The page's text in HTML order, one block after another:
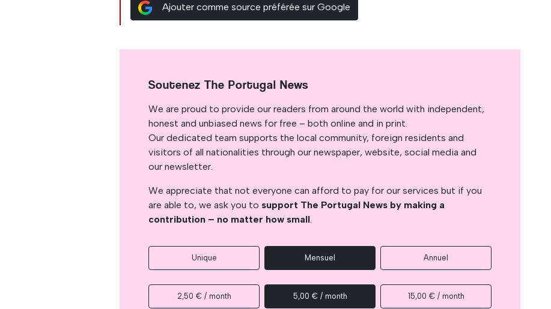
Ajouter comme source préférée sur Google
Soutenez The Portugal News
We are proud to provide our readers from around the world with independent,
honest and unbiased news for free – both online and in print.
Our dedicated team supports the local community, foreign residents and
visitors of all nationalities through our newspaper, website, social media and
our newsletter.
We appreciate that not everyone can afford to pay for our services but if you
are able to, we ask you to support The Portugal News by making a
contribution – no matter how small.
Unique Mensuel Annuel
2,50 € / month 5,00 € / month 15,00 € / month